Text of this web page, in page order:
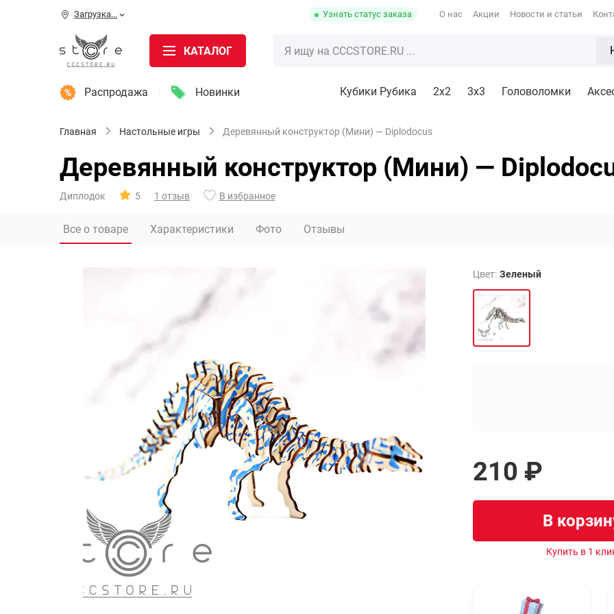
Загрузка... Узнать статус заказа О нас Акции Новости и статьи
КАТАЛОГ
Распродажа Новинки Кубики Рубика 2x2 3х3 Головоломки
Главная Настольные игры Деревянный конструктор (Мини) — Diplodocus
Деревянный конструктор (Мини) —
Диплодок 5 1 отзыв В избранное
Все о товаре Характеристики Фото Отзывы
Цвет: Зеленый
210 ₽
В
Купить в 1